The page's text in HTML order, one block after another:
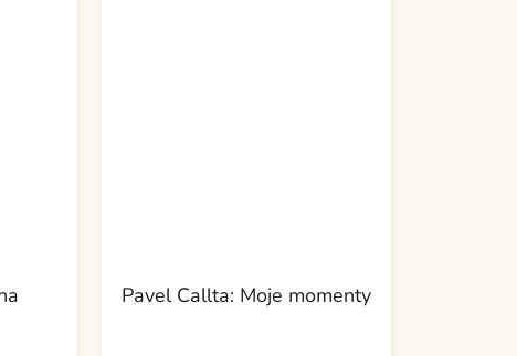
Pavel Callta: Moje momenty